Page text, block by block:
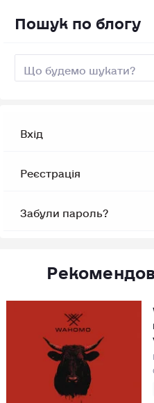
Пошук по блогу
Вхід
Реєстрація
Забули пароль?